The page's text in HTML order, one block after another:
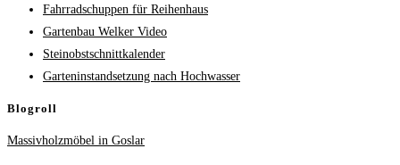
Fahrradschuppen für Reihenhaus
Gartenbau Welker Video
Steinobstschnittkalender
Garteninstandsetzung nach Hochwasser
Blogroll
Massivholzmöbel in Goslar